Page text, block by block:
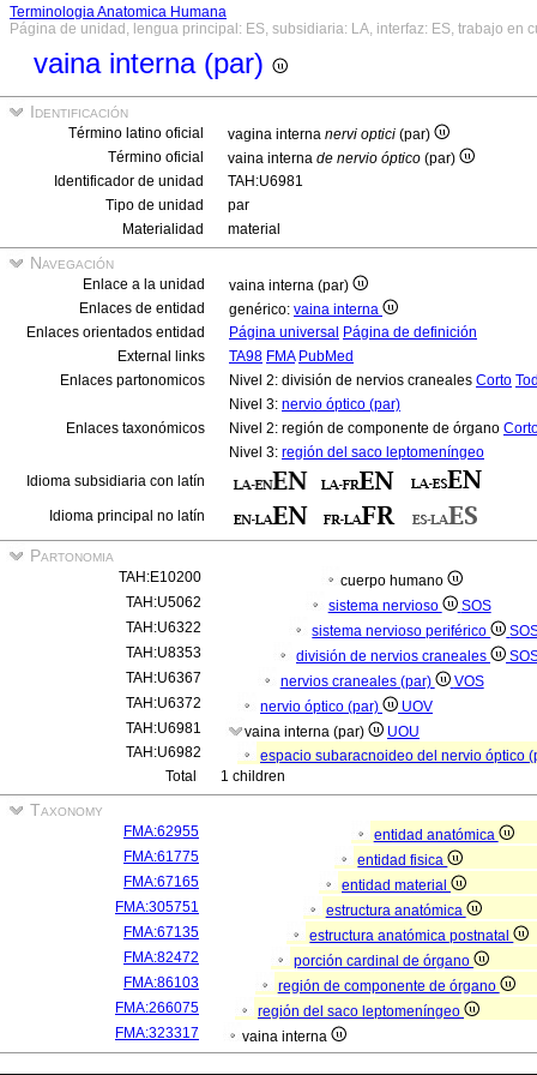
Terminologia Anatomica Humana
Página de unidad, lengua principal: ES, subsidiaria: LA, interfaz: ES, trabajo en
vaina interna (par)
Identificación
Término latino oficial vagina interna nervi optici (par)
Término oficial
vaina interna de nervio óptico (par)
Identificador de unidad
TAH:U6981
Tipo de unidad
par
Materialidad
material
Navegación
Enlace a la unidad
vaina interna (par)
Enlaces de entidad
genérico: vaina interna
Enlaces orientados entidad
Página universal Página de definición
External links
TA98 FMA PubMed
Enlaces partonomicos
Nivel 2: división de nervios craneales Corto
Nivel 3: nervio óptico (par)
Enlaces taxonómicos
Nivel 2: región de componente de órgano
Nivel 3: región del saco leptomeníngeo
Idioma subsidiaria con latín
Idioma principal no latín
Partonomia
TAH:E10200
cuerpo humano
TAH:U5062
sistema nervioso
SOS
TAH:U6322
sistema nervioso periférico
TAH:U8353
división de nervios craneales
TAH:U6367
nervios craneales (par)
VOS
TAH:U6372
nervio óptico (par)
UOV
TAH:U6981
vaina interna (par)
UOU
TAH:U6982
espacio subaracnoideo del nervio óptico
Total
1 children
Taxonomy
FMA:62955
entidad anatómica
FMA:61775
entidad fisica
FMA:67165
entidad material
FMA:305751
estructura anatómica
FMA:67135
estructura anatómica postnatal
FMA:82472
porción cardinal de órgano
FMA:86103
región de componente de órgano
FMA:266075
región del saco leptomeníngeo
FMA:323317
vaina interna